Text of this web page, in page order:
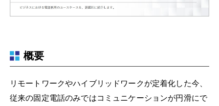
概要
リモートワークやハイブリッドワークが定着化した今、
従来の固定電話のみではコミュニケーションが円滑にで